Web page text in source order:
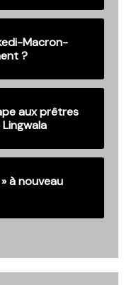
Macron-
?
aux prêtres
à nouveau